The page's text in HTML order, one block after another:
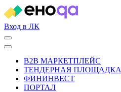
Вход в ЛК
B2B МАРКЕТПЛЕЙС
ТЕНДЕРНАЯ ПЛОЩАДКА
ФИНИНВЕСТ
ПОРТАЛ